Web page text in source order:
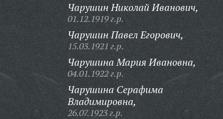
Чарушин Николай Иванович,
01.12.1919 г.р.
Чарушин Павел Егорович,
15.03.1921 г.р.
Чарушина Мария Ивановна,
04.01.1922 г.р.
Чарушина Серафима
Владимировна,
26.07.1923 г.р.